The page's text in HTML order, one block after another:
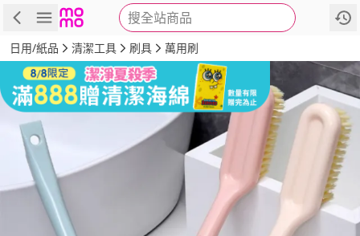
搜全站商品
商品 評價 詳情
日用/紙品 清潔工具 刷具 萬用刷